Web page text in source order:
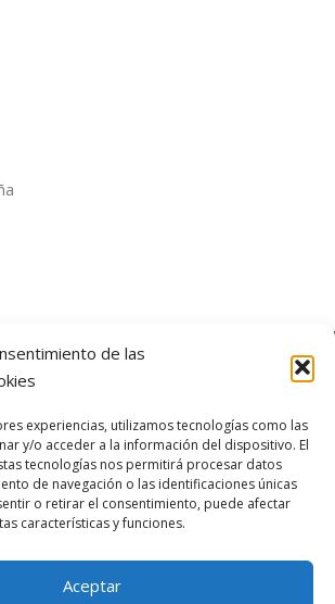
de las
experiencias, utilizamos tecnologías como las
y/o acceder a la información del dispositivo. El
tecnologías nos permitirá procesar datos
de navegación o las identificaciones únicas
o retirar el consentimiento, puede afectar
características y funciones.
Aceptar